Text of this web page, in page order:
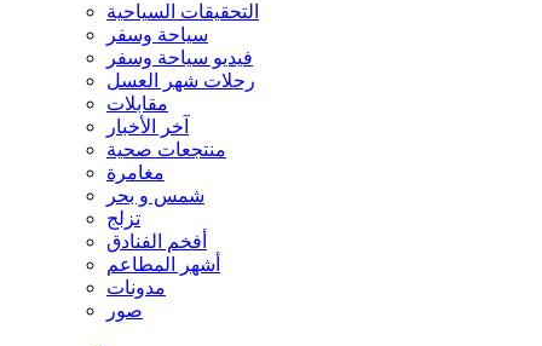
التحقيقات السياحية
سياحة وسفر
فيديو سياحة وسفر
رحلات شهر العسل
مقابلات
آخر الأخبار
منتجعات صحية
مغامرة
شمس و بحر
تزلج
أفخم الفنادق
أشهر المطاعم
مدونات
صور